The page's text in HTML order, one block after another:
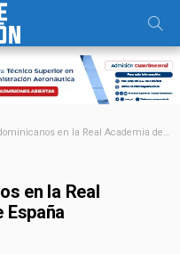
en la Real Academia de la Historia de España
en la Real